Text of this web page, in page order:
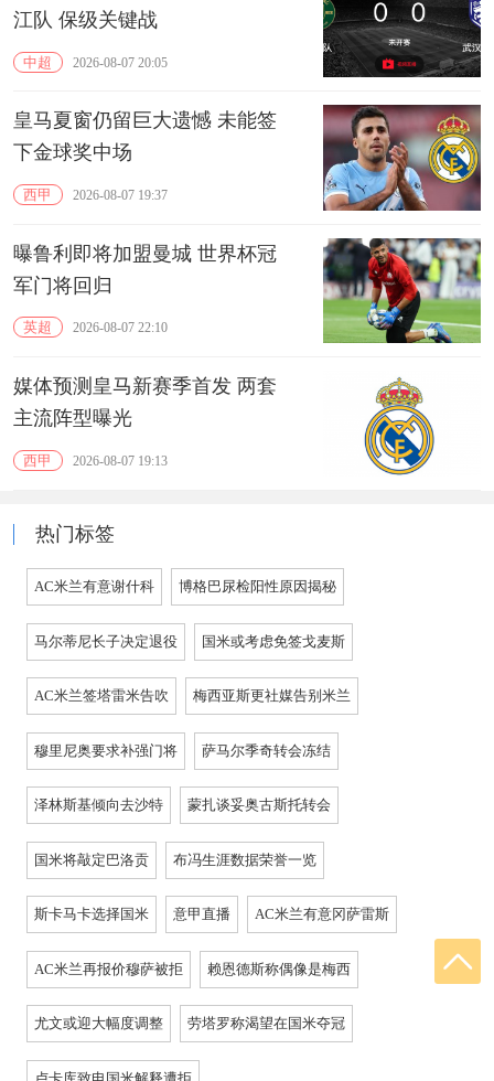
江队 保级关键战
中超 2026-08-07 20:05
皇马夏窗仍留巨大遗憾 未能签
下金球奖中场
西甲 2026-08-07 19:37
曝鲁利即将加盟曼城 世界杯冠
军门将回归
英超 2026-08-07 22:10
媒体预测皇马新赛季首发 两套
主流阵型曝光
西甲 2026-08-07 19:13
热门标签
AC米兰有意谢什科 博格巴尿检阳性原因揭秘
马尔蒂尼长子决定退役 国米或考虑免签戈麦斯
AC米兰签塔雷米告吹 梅西亚斯更社媒告别米兰
穆里尼奥要求补强门将 萨马尔季奇转会冻结
泽林斯基倾向去沙特 蒙扎谈妥奥古斯托转会
国米将敲定巴洛贡 布冯生涯数据荣誉一览
斯卡马卡选择国米 意甲直播 AC米兰有意冈萨雷斯
AC米兰再报价穆萨被拒 赖恩德斯称偶像是梅西
尤文或迎大幅度调整 劳塔罗称渴望在国米夺冠